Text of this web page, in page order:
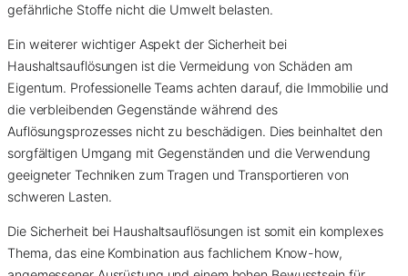
gefährliche Stoffe nicht die Umwelt belasten.
Ein weiterer wichtiger Aspekt der Sicherheit bei
Haushaltsauflösungen ist die Vermeidung von Schäden am
Eigentum. Professionelle Teams achten darauf, die Immobilie und
die verbleibenden Gegenstände während des
Auflösungsprozesses nicht zu beschädigen. Dies beinhaltet den
sorgfältigen Umgang mit Gegenständen und die Verwendung
geeigneter Techniken zum Tragen und Transportieren von
schweren Lasten.
Die Sicherheit bei Haushaltsauflösungen ist somit ein komplexes
Thema, das eine Kombination aus fachlichem Know-how,